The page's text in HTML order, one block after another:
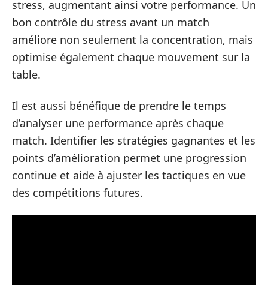
stress, augmentant ainsi votre performance. Un
bon contrôle du stress avant un match
améliore non seulement la concentration, mais
optimise également chaque mouvement sur la
table.
Il est aussi bénéfique de prendre le temps
d’analyser une performance après chaque
match. Identifier les stratégies gagnantes et les
points d’amélioration permet une progression
continue et aide à ajuster les tactiques en vue
des compétitions futures.